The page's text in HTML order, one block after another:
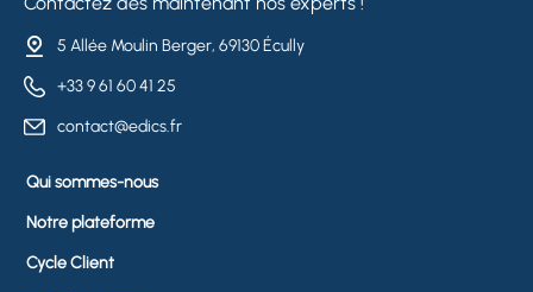
5 Allée Moulin Berger, 69130 Écully
+33 9 61 60 41 25
contact@edics.fr
Qui sommes-nous
Notre plateforme
Cycle Client